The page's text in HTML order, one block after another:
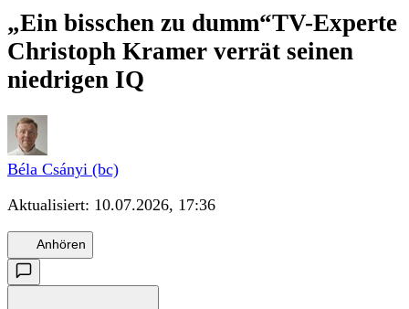
„Ein bisschen zu dumm“TV-Experte
Christoph Kramer verrät seinen
niedrigen IQ
Béla Csányi (bc)
Aktualisiert: 10.07.2026, 17:36
Anhören